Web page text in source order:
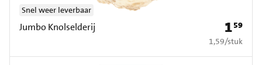
Jumbo Knolselderij
Snel weer leverbaar
Prijs: €
159
€ 1,59 per stuk
1,59/stuk